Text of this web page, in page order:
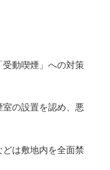
動喫煙」への対策
の設置を認め、悪
は敷地内を全面禁